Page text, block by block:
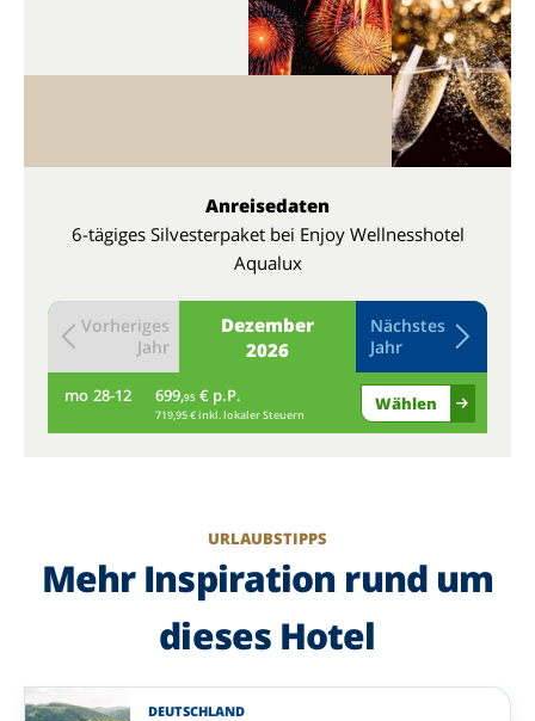
Anreisedaten
6-tägiges Silvesterpaket bei Enjoy Wellnesshotel
Aqualux
Dezember
2026
Vorheriges
Jahr
Nächstes
Jahr
mo 28-12 699,95 € p.P.
719,95 € inkl. lokaler Steuern
Wählen
URLAUBSTIPPS
Mehr Inspiration rund um
dieses Hotel
DEUTSCHLAND